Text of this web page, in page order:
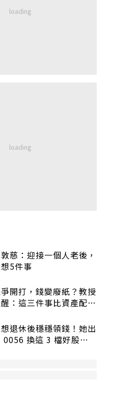
慈：迎接一個人老後，
5件事
開打，錢變廢紙？教授
：這三件事比資產配置
退休後穩穩領錢！她出
0056 換這 3 檔好股：